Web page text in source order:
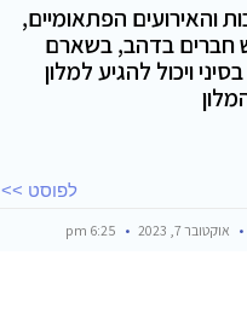
והאירועים הפתאומיים,
חברים בדהב, בשארם
ויכול להגיע למלון
לפוסט >>
אוקטובר 7, 2023